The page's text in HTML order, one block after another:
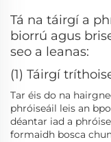
Tá na táirgí a
biorrú agus
seo a leanas:
(1) Táirgí
Tar éis do na
phróiseáil leis an
déantar iad a
formaidh bosca